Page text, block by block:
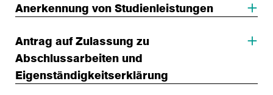
Anerkennung von Studienleistungen
Antrag auf Zulassung zu
Abschlussarbeiten und
Eigenständigkeitserklärung